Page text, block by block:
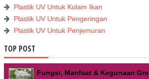
Plastik UV Untuk Kolam Ikan
Plastik UV Untuk Pengeringan
Plastik UV Untuk Penjemuran
TOP POST
Fungsi, Manfaat & Kegunaan